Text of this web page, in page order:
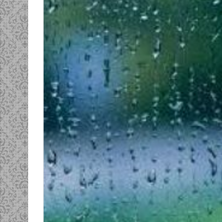
…/ بين
المغاضبين
ومضة…./
بومديد…..صرخة
استغاثة..
الشريف
بونا
25 يونيو، 2022
ومضة…./ بومديد…..صرخة استغاثة..
معادة..؟ / الشريف بونا